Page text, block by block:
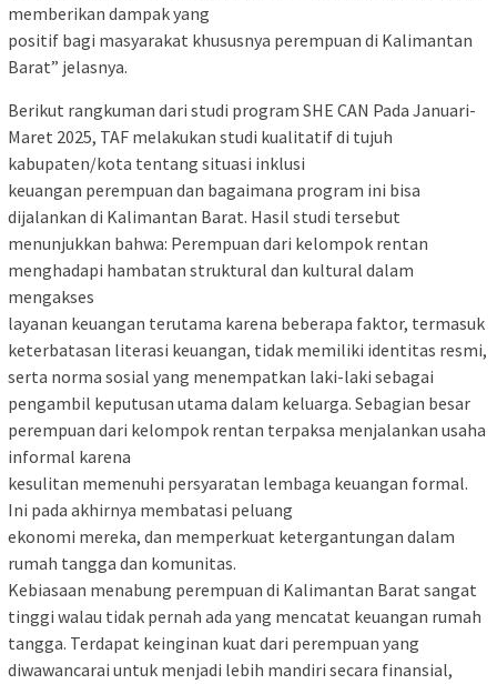
memberikan dampak yang
positif bagi masyarakat khususnya perempuan di Kalimantan
Barat” jelasnya.
Berikut rangkuman dari studi program SHE CAN Pada Januari-
Maret 2025, TAF melakukan studi kualitatif di tujuh
kabupaten/kota tentang situasi inklusi
keuangan perempuan dan bagaimana program ini bisa
dijalankan di Kalimantan Barat. Hasil studi tersebut
menunjukkan bahwa: Perempuan dari kelompok rentan
menghadapi hambatan struktural dan kultural dalam
mengakses
layanan keuangan terutama karena beberapa faktor, termasuk
keterbatasan literasi keuangan, tidak memiliki identitas resmi,
serta norma sosial yang menempatkan laki-laki sebagai
pengambil keputusan utama dalam keluarga. Sebagian besar
perempuan dari kelompok rentan terpaksa menjalankan usaha
informal karena
kesulitan memenuhi persyaratan lembaga keuangan formal.
Ini pada akhirnya membatasi peluang
ekonomi mereka, dan memperkuat ketergantungan dalam
rumah tangga dan komunitas.
Kebiasaan menabung perempuan di Kalimantan Barat sangat
tinggi walau tidak pernah ada yang mencatat keuangan rumah
tangga. Terdapat keinginan kuat dari perempuan yang
diwawancarai untuk menjadi lebih mandiri secara finansial,